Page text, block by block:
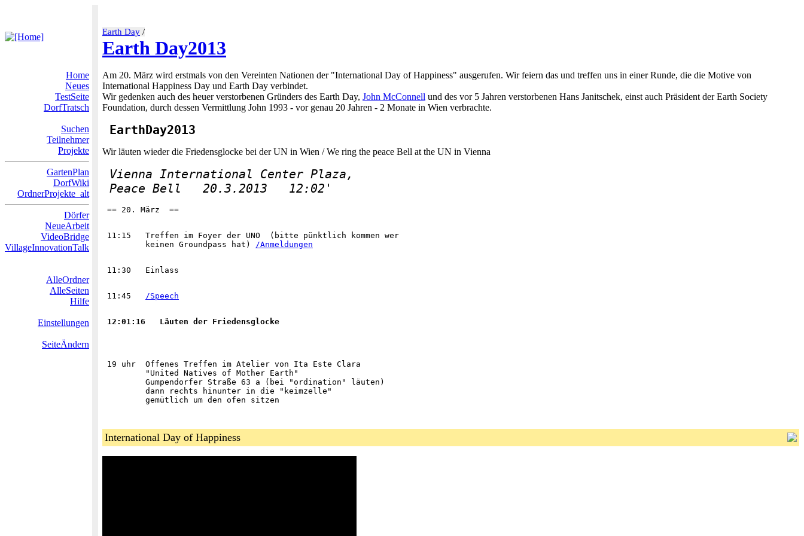
Earth Day /
Earth Day2013
Home
Neues
TestSeite
DorfTratsch
Suchen
Teilnehmer
Projekte
GartenPlan
DorfWiki
OrdnerProjekte_alt
Dörfer
NeueArbeit
VideoBridge
VillageInnovationTalk
AlleOrdner
AlleSeiten
Hilfe
Einstellungen
SeiteÄndern
Am 20. März wird erstmals von den Vereinten Nationen der "International Day of Happiness" ausgerufen. Wir feiern das und treffen uns in einer Runde, die die Motive von
International Happiness Day und Earth Day verbindet.
Wir gedenken auch des heuer verstorbenen Gründers des Earth Day, John McConnell und des vor 5 Jahren verstorbenen Hans Janitschek, einst auch Präsident der Earth Society
Foundation, durch dessen Vermittlung John 1993 - vor genau 20 Jahren - 2 Monate in Wien verbrachte.
EarthDay2013
Wir läuten wieder die Friedensglocke bei der UN in Wien / We ring the peace Bell at the UN in Vienna
Vienna International Center Plaza,
Peace Bell   20.3.2013   12:02 '
11:15   Treffen im Foyer der UNO  (bitte pünktlich kommen wer
         keinen Groundpass hat)
/Anmeldungen
11:45 /Speech
12:01:16   Läuten der Friedensglocke
19 uhr  Offenes Treffen im Atelier von Ita Este Clara
         "United Natives of Mother Earth"
         Gumpendorfer Straße 63 a (bei "ordination" läuten)
         dann rechts hinunter in die "keimzelle"
International Day of Happiness